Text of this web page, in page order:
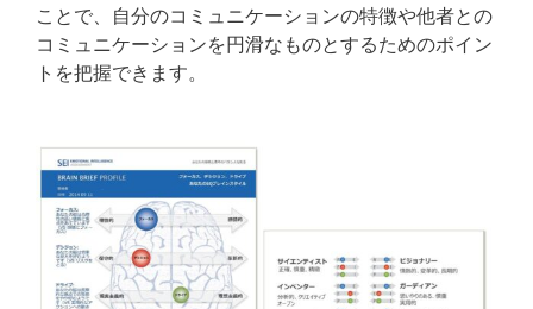
ことで、自分のコミュニケーションの特徴や他者との
コミュニケーションを円滑なものとするためのポイン
トを把握できます。